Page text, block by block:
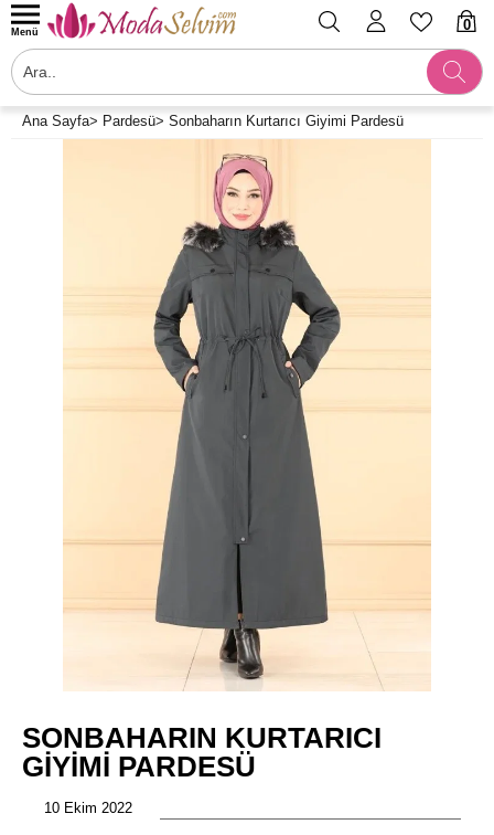
0
Menü
Ana Sayfa> Pardesü> Sonbaharın Kurtarıcı Giyimi Pardesü
SONBAHARIN KURTARICI
GIYIMI PARDESÜ
10 Ekim 2022